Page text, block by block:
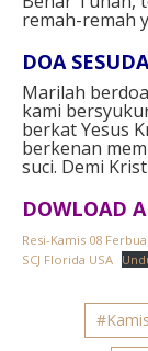
remah-remah
DOA
Marilah
kami
berkat Yesus
berkenan
suci. Demi
DOWLOAD
Resi-Kamis 08
SCJ Florida USA